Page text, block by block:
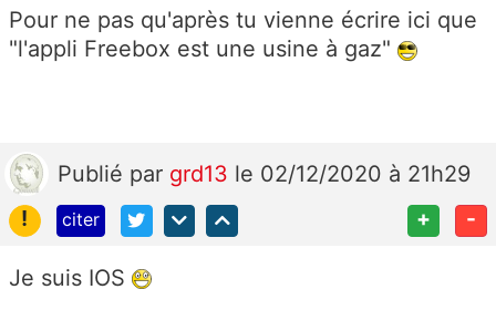
Pour ne pas qu'après tu vienne écrire ici que
"l'appli Freebox est une usine à gaz"
Publié par grd13 le 02/12/2020 à 21h29
!
citer + -
Je suis IOS